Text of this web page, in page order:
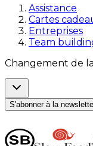
Assistance
Cartes
Entreprises
Team
Changement de
S'abonner à la